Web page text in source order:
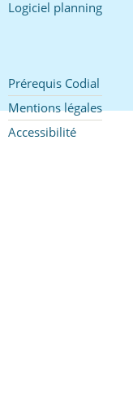
Logiciel planning
Pied
de
page
Prérequis Codial
Mentions légales
Accessibilité